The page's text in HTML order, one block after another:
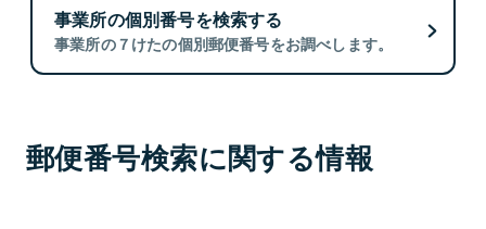
事業所の個別番号を検索する
事業所の７けたの個別郵便番号をお調べします。
郵便番号検索に関する情報